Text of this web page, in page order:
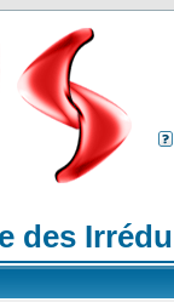
des